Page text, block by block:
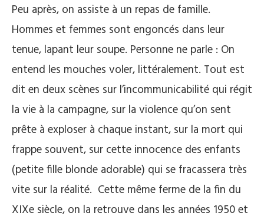
Peu après, on assiste à un repas de famille.
Hommes et femmes sont engoncés dans leur
tenue, lapant leur soupe. Personne ne parle : On
entend les mouches voler, littéralement. Tout est
dit en deux scènes sur l’incommunicabilité qui régit
la vie à la campagne, sur la violence qu’on sent
prête à exploser à chaque instant, sur la mort qui
frappe souvent, sur cette innocence des enfants
(petite fille blonde adorable) qui se fracassera très
vite sur la réalité. Cette même ferme de la fin du
XIXe siècle, on la retrouve dans les années 1950 et